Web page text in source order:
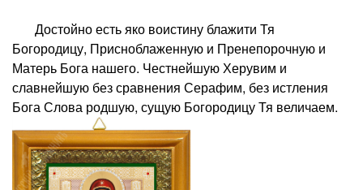
Достойно есть яко воистину блажити Тя
Богородицу, Присноблаженную и Пренепорочную и
Матерь Бога нашего. Честнейшую Херувим и
славнейшую без сравнения Серафим, без истления
Бога Слова родшую, сущую Богородицу Тя величаем.